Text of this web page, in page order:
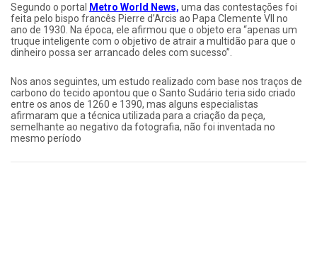
Segundo o portal Metro World News, uma das contestações foi
feita pelo bispo francês Pierre d’Arcis ao Papa Clemente VII no
ano de 1930. Na época, ele afirmou que o objeto era “apenas um
truque inteligente com o objetivo de atrair a multidão para que o
dinheiro possa ser arrancado deles com sucesso”.
Nos anos seguintes, um estudo realizado com base nos traços de
carbono do tecido apontou que o Santo Sudário teria sido criado
entre os anos de 1260 e 1390, mas alguns especialistas
afirmaram que a técnica utilizada para a criação da peça,
semelhante ao negativo da fotografia, não foi inventada no
mesmo período